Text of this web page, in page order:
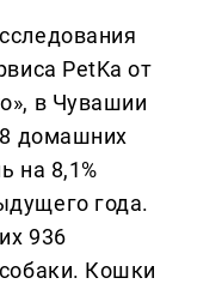
PetKa от
в Чувашии
домашних
на 8,1%
года.
936
Кошки